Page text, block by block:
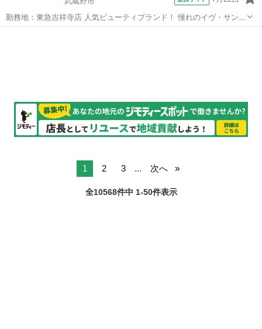
勤務地：東急吉祥寺店 人気ビューティブランド！ 憧れのイヴ・サンロ
ーラン 美容部員になってみませんか？ ・ビューティーアドバイザーと
1 2 3 ... 次へ
全10568件中 1-50件表示